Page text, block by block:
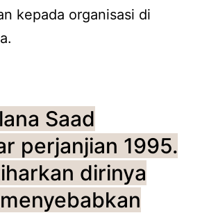
kepada organisasi di
Saad
perjanjian 1995.
dirinya